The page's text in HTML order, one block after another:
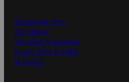
Ensitilaajan ohjeet
Näin maksat
Näin tilaat ja muokkaat
Kaikki ohjeet ja vinkit
In English